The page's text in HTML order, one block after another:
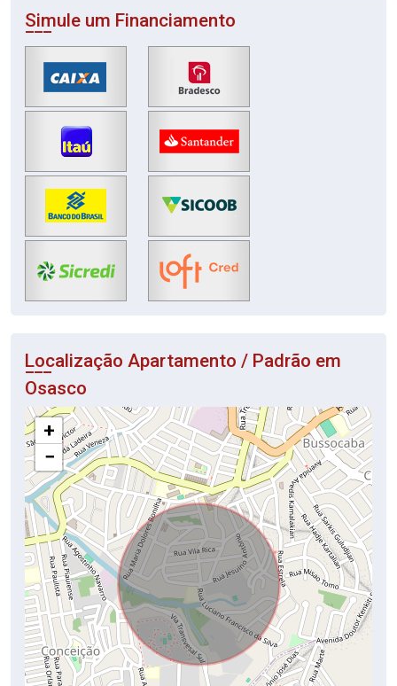
Simule um Financiamento
Localização Apartamento / Padrão em
Osasco
+
−